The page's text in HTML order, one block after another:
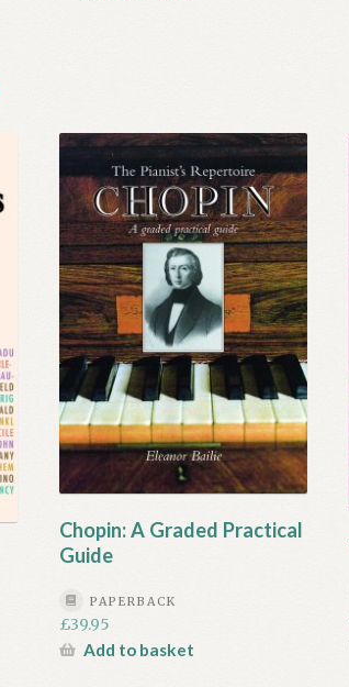
Chopin: A Graded Practical
Guide
PAPERBACK
£39.95
Add to basket